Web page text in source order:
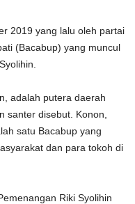
2019 yang lalu oleh partai
(Bacabup) yang muncul
adalah putera daerah
santer disebut. Konon,
satu Bacabup yang
dan para tokoh di
Riki Syolihin